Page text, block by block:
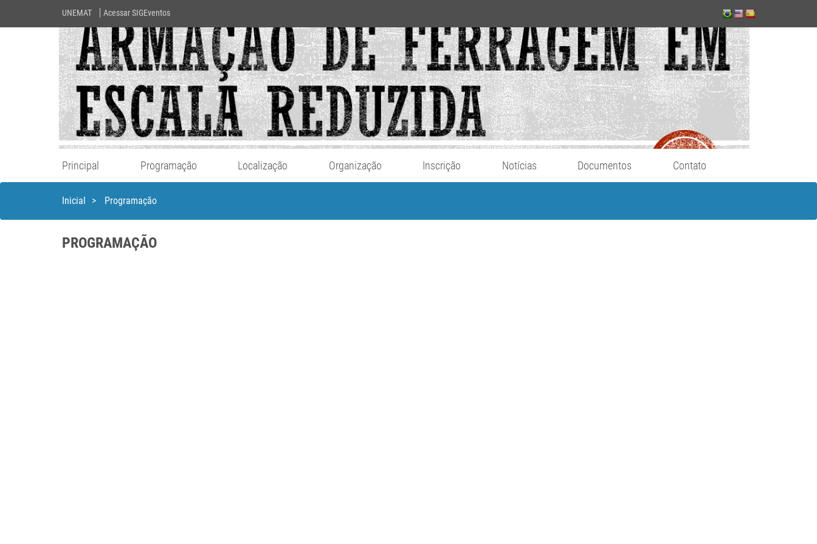
UNEMAT Acessar SIGEventos
Principal Programação Localização Organização Inscrição Notícias Documentos Contato
Inicial > Programação
PROGRAMAÇÃO